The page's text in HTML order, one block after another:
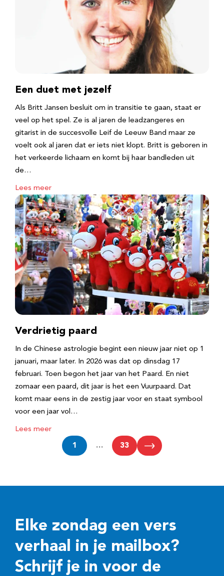
Een duet met jezelf
Als Britt Jansen besluit om in transitie te gaan, staat er
veel op het spel. Ze is al jaren de leadzangeres en
gitarist in de succesvolle Leif de Leeuw Band maar ze
voelt ook al jaren dat er iets niet klopt. Britt is geboren in
het verkeerde lichaam en komt bij haar bandleden uit
de…
Lees meer
Verdrietig paard
In de Chinese astrologie begint een nieuw jaar niet op 1
januari, maar later. In 2026 was dat op dinsdag 17
februari. Toen begon het jaar van het Paard. En niet
zomaar een paard, dit jaar is het een Vuurpaard. Dat
komt maar eens in de zestig jaar voor en staat symbool
voor een jaar vol…
Lees meer
1 … 33
Elke zondag een vers
verhaal in je mailbox?
Schrijf je in voor de